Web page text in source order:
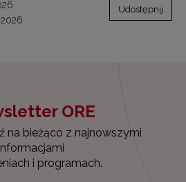
Udostępnij
ORE
na bieżąco z najnowszymi
i programach.